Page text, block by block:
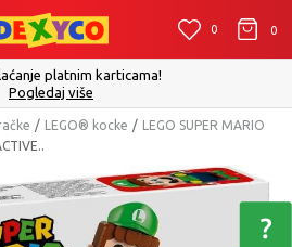
0 0
platnim karticama!
Pogledaj više
LEGO® kocke
LEGO SUPER MARIO